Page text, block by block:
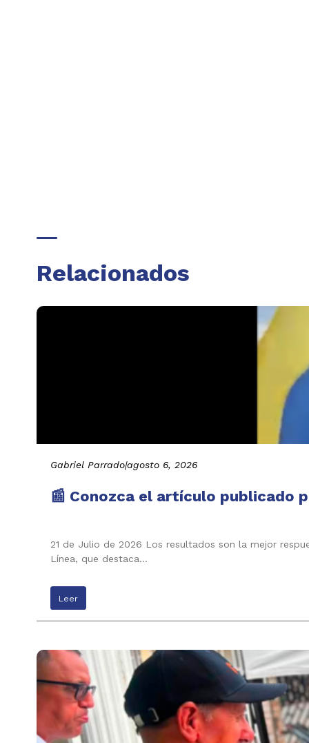
Relacionados
Gabriel Parrado|agosto 6, 2026
📰 Conozca el artículo publicado
21 de Julio de 2026 Los resultados son la mejor
Línea, que destaca…
Leer